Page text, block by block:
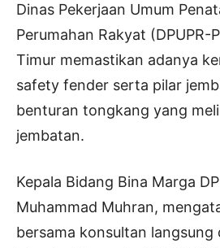
Dinas Pekerjaan Umum
Perumahan Rakyat (DPUPR-
Timur memastikan adanya
safety fender serta pilar
benturan tongkang yang
jembatan.
Kepala Bidang Bina Marga
Muhammad Muhran,
bersama konsultan langsung